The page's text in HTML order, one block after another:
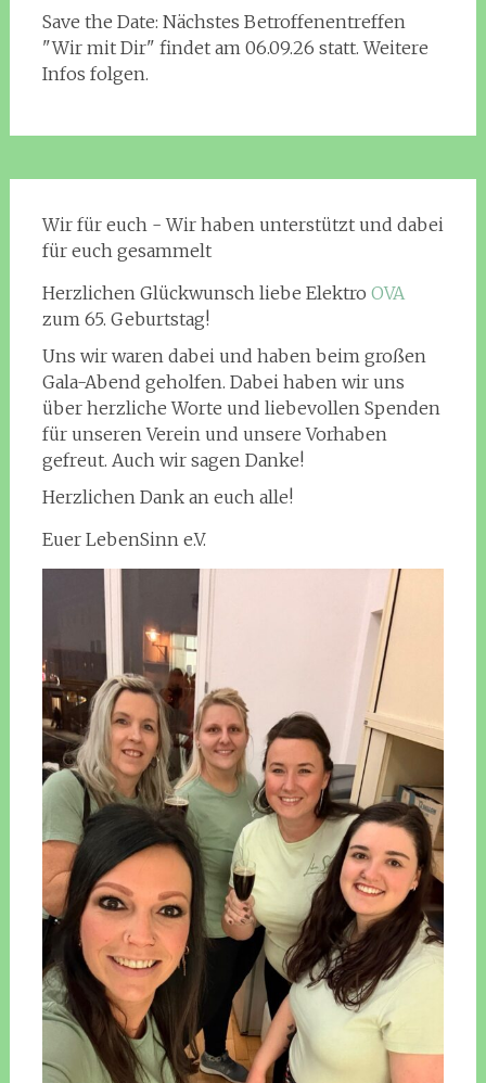
Save the Date: Nächstes Betroffenentreffen
"Wir mit Dir" findet am 06.09.26 statt. Weitere
Infos folgen.
Wir für euch - Wir haben unterstützt und dabei
für euch gesammelt
Herzlichen Glückwunsch liebe Elektro OVA
zum 65. Geburtstag!
Uns wir waren dabei und haben beim großen
Gala-Abend geholfen. Dabei haben wir uns
über herzliche Worte und liebevollen Spenden
für unseren Verein und unsere Vorhaben
gefreut. Auch wir sagen Danke!
Herzlichen Dank an euch alle!
Euer LebenSinn e.V.